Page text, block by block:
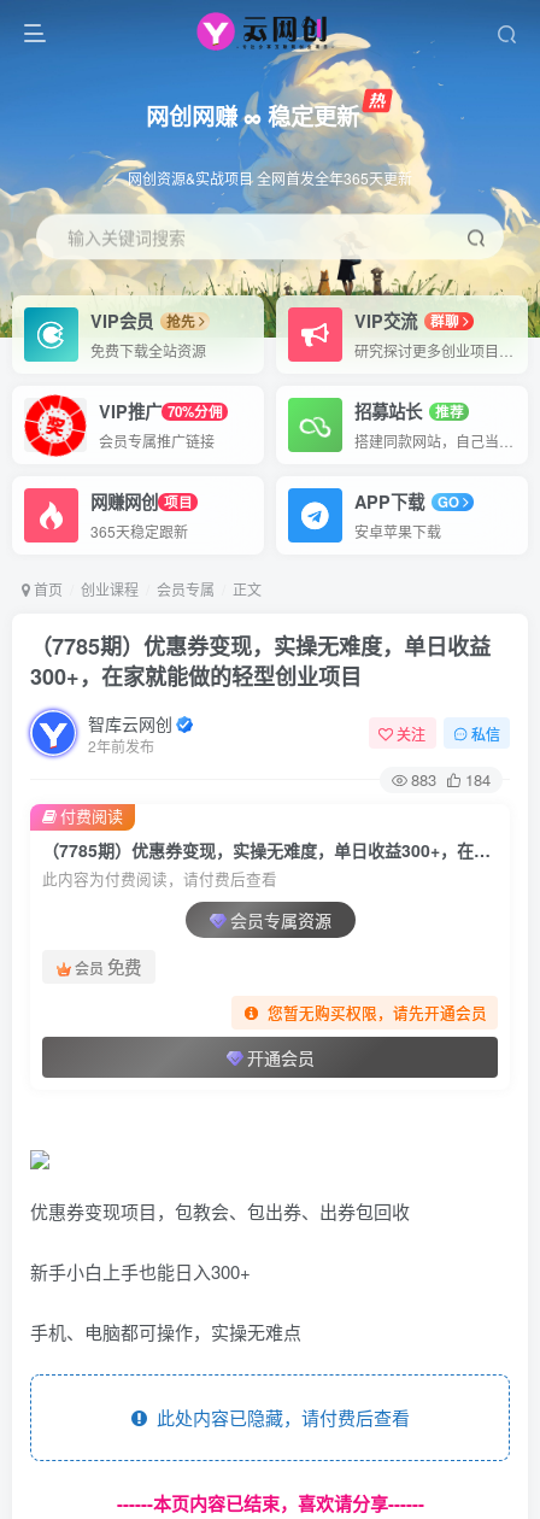
网创网赚 ∞ 稳定更新
网创资源&实战项目 全网首发全年365天更新
输入关键词搜索
VIP会员
抢先
免费下载全站资源
VIP交流
群聊
VIP推广 70%分佣
会员专属推广链接
招募站长
推荐
网赚网创 项目
365天稳定跟新
APP下载
GO
安卓苹果下载
首页 创业课程 会员专属 正文
（7785期）优惠券变现，实操无难度，单日收益
300+，在家就能做的轻型创业项目
智库云网创
2年前发布
关注 私信
883 184
（7785期）优惠券变现，实操无难度，单日收益300+，在家就能做的轻型创业项目
此内容为付费阅读，请付费后查看
会员专属资源
会员 免费
您暂无购买权限，请先开通会员
开通会员
付费阅读
优惠券变现项目，包教会、包出券、出券包回收
新手小白上手也能日入300+
手机、电脑都可操作，实操无难点
此处内容已隐藏，请付费后查看
------本页内容已结束，喜欢请分享------